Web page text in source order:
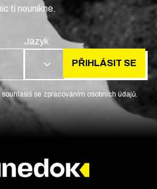
ti neunikne.
Jazyk
CS PŘIHLÁSIT SE
se zpracováním osobních údajů.